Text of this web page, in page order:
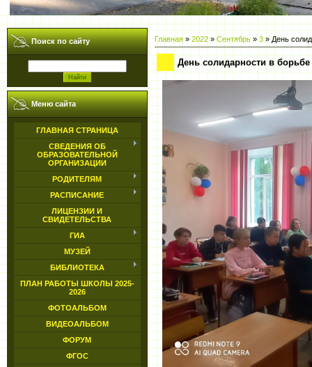
Поиск по сайту
Меню сайта
ГЛАВНАЯ СТРАНИЦА
СВЕДЕНИЯ ОБ
ОБРАЗОВАТЕЛЬНОЙ
ОРГАНИЗАЦИИ
РОДИТЕЛЯМ
РАСПИСАНИЕ
ЛИЦЕНЗИИ И
СВИДЕТЕЛЬСТВА
ГИА
МУЗЕЙ
БИБЛИОТЕКА
ПЛАН РАБОТЫ ШКОЛЫ 2025-
2026
ФОТОАЛЬБОМ
ВИДЕОАЛЬБОМ
ФОРУМ
ФГОС
Главная»2022 » Сентябрь » 3» День
День солидарности в